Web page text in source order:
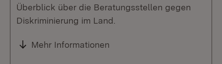
Überblick über die Beratungsstellen gegen
Diskriminierung im Land.
Mehr Informationen